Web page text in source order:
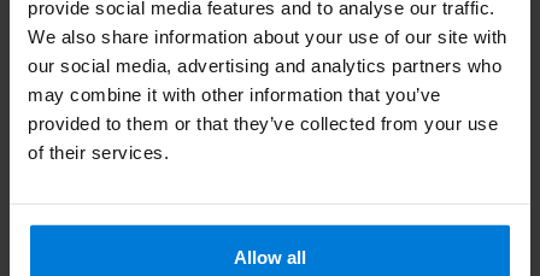
provide social media features and to analyse our traffic.
We also share information about your use of our site with
our social media, advertising and analytics partners who
may combine it with other information that you’ve
provided to them or that they’ve collected from your use
of their services.
Allow all